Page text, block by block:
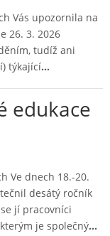
Vás upozornila na
26. 3. 2026
tudíž ani
týkající…
edukace
Ve dnech 18.-20.
desátý ročník
jí pracovníci
je společný…